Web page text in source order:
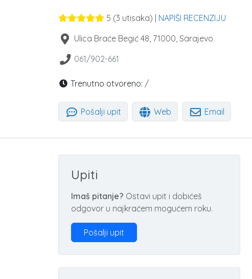
5 (3 utisaka) | NAPIŠI RECENZIJU
Ulica Braće Begić 48, 71000, Sarajevo
061/902-661
Trenutno otvoreno: /
Pošalji upit Web Email
Upiti
Imaš pitanje? Ostavi upit i dobićeš
odgovor u najkraćem mogućem roku.
Pošalji upit